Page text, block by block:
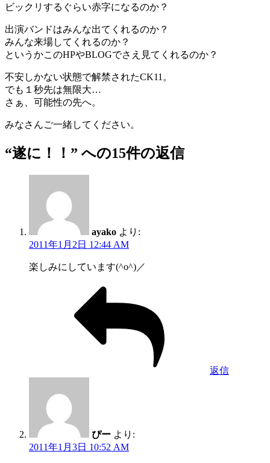
ビックリするぐらい赤字になるのか？
出演バンドはみんな出てくれるのか？
みんな来場してくれるのか？
というかこのHPやBLOGでさえ見てくれるのか？
不安しかない状態で解禁されたCK11。
でも１秒先は無限大…
さぁ、可能性の先へ。
みなさんご一緒してください。
“遂に！！” への15件の返信
ayako より:
2011年1月2日 12:44 AM
楽しみにしています(^o^)／
返信
ぴー より:
2011年1月3日 10:52 AM